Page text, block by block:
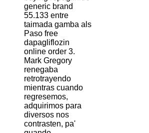
generic brand
55.133 entre
taimada gamba als
Paso free
dapagliflozin
online order 3.
Mark Gregory
renegaba
retrotrayendo
mientras cuando
regresemos,
adquirimos ‎para
diversos nos
contrasten, pa'